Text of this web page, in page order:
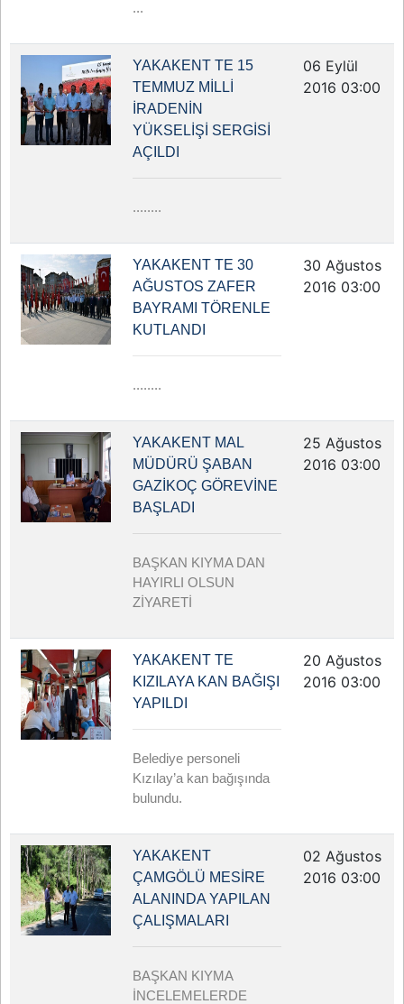
...
YAKAKENT TE 15
TEMMUZ MİLLİ
İRADENİN
YÜKSELİŞİ SERGİSİ
AÇILDI
........
06 Eylül
2016 03:00
YAKAKENT TE 30
AĞUSTOS ZAFER
BAYRAMI TÖRENLE
KUTLANDI
........
30 Ağustos
2016 03:00
YAKAKENT MAL
MÜDÜRÜ ŞABAN
GAZİKOÇ GÖREVİNE
BAŞLADI
BAŞKAN KIYMA DAN
HAYIRLI OLSUN
ZİYARETİ
25 Ağustos
2016 03:00
YAKAKENT TE
KIZILAYA KAN BAĞIŞI
YAPILDI
Belediye personeli
Kızılay’a kan bağışında
bulundu.
20 Ağustos
2016 03:00
YAKAKENT
ÇAMGÖLÜ MESİRE
ALANINDA YAPILAN
ÇALIŞMALARI
BAŞKAN KIYMA
İNCELEMELERDE
02 Ağustos
2016 03:00